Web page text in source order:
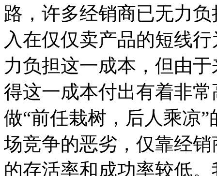
路，许多经销商已无力
入在仅仅卖产品的短线
力负担这一成本，但由
得这一成本付出有着非
做“前任栽树，后人乘凉
场竞争的恶劣，仅靠经
的存活率和成功率较低